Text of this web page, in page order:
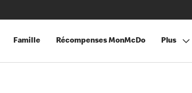
Famille Récompenses MonMcDo Plus